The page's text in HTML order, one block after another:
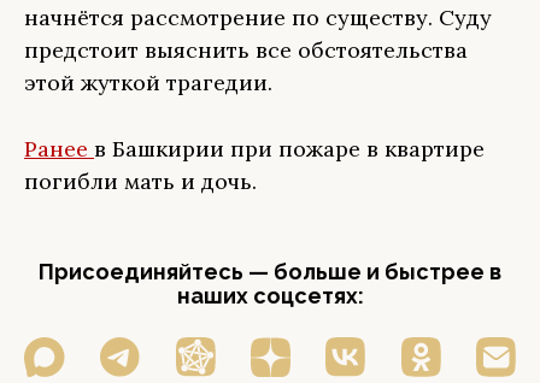
начнётся рассмотрение по существу. Суду
предстоит выяснить все обстоятельства
этой жуткой трагедии.
Ранее в Башкирии при пожаре в квартире
погибли мать и дочь.
Присоединяйтесь — больше и быстрее в
наших соцсетях: